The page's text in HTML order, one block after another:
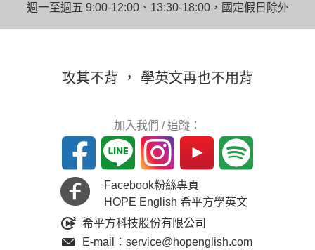
週一至週五 9:00-12:00、13:30-18:00，國定假日除外
攻其不背 ， 學英文再也不用背
加入我們 / 追蹤：
Facebook粉絲專頁
HOPE English 希平方學英文
希平方科技股份有限公司
E-mail：service@hopenglish.com